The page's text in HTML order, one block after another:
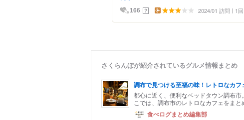
166 ？ 2024/01 訪問 1回
さくらんぼが紹介されているグルメ情報まとめ
調布で見つける至福の味！レトロなカ
都心に近く、便利なベッドタウン調布
こでは、調布市のレトロなカフェをま
食べログまとめ編集部